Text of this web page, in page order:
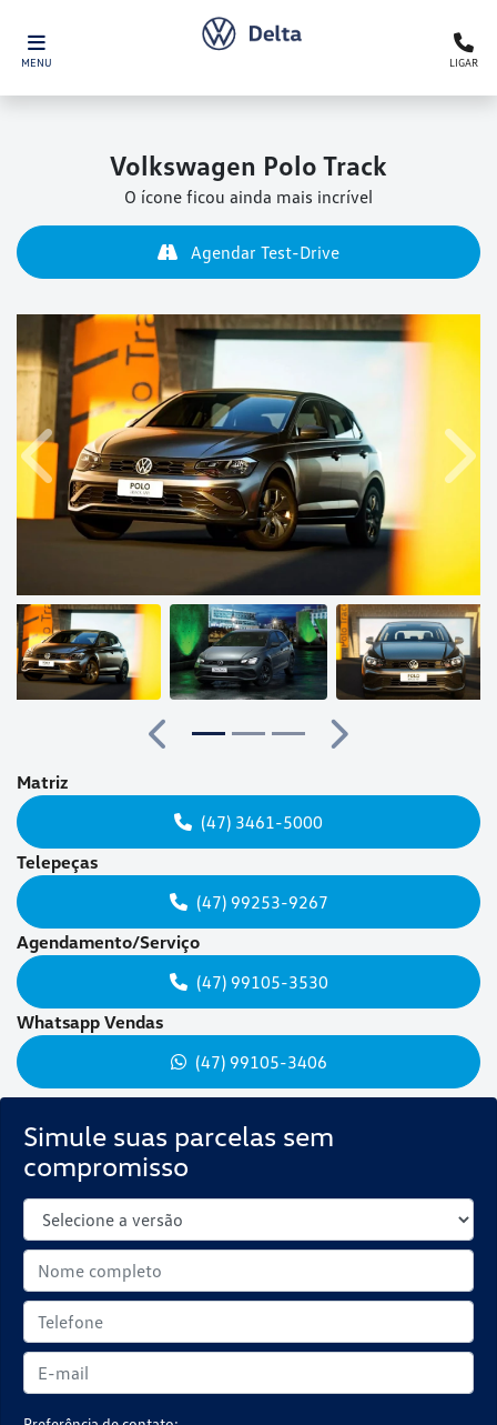
MENU LIGAR
Volkswagen Polo Track
O ícone ficou ainda mais incrível
Agendar Test-Drive
Simule suas parcelas sem
compromisso
Anterior
Anterior
Próximo
Matriz
(47) 3461-5000
Telepeças
(47) 99253-9267
Agendamento/Serviço
(47) 99105-3530
Whatsapp Vendas
(47) 99105-3406